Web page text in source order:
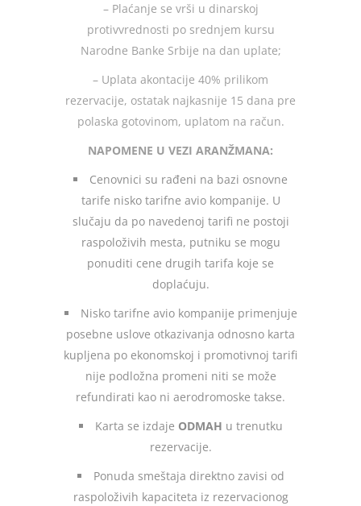
– Plaćanje se vrši u dinarskoj
protivvrednosti po srednjem kursu
Narodne Banke Srbije na dan uplate;
– Uplata akontacije 40% prilikom
rezervacije, ostatak najkasnije 15 dana pre
polaska gotovinom, uplatom na račun.
NAPOMENE U VEZI ARANŽMANA:
Cenovnici su rađeni na bazi osnovne
tarife nisko tarifne avio kompanije. U
slučaju da po navedenoj tarifi ne postoji
raspoloživih mesta, putniku se mogu
ponuditi cene drugih tarifa koje se
doplaćuju.
Nisko tarifne avio kompanije primenjuje
posebne uslove otkazivanja odnosno karta
kupljena po ekonomskoj i promotivnoj tarifi
nije podložna promeni niti se može
refundirati kao ni aerodromoske takse.
Karta se izdaje ODMAH u trenutku
rezervacije.
Ponuda smeštaja direktno zavisi od
raspoloživih kapaciteta iz rezervacionog